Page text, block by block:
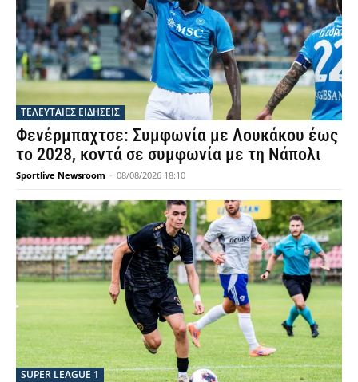
ΤΕΛΕΥΤΑΙΕΣ ΕΙΔΗΣΕΙΣ
Φενέρμπαχτσε: Συμφωνία με Λουκάκου έως
το 2028, κοντά σε συμφωνία με τη Νάπολι
Sportlive Newsroom - 08/08/2026 18:10
SUPER LEAGUE 1